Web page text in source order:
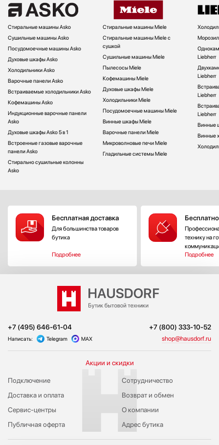
Стиральные машины Asko
Сушильные машины Asko
Посудомоечные машины Asko
Духовые шкафы Asko
Холодильники Asko
Варочные панели Asko
Встраиваемые холодильники Asko
Кофемашины Asko
Индукционные варочные панели
Asko
Духовые шкафы Asko 5 в 1
Встроенные газовые варочные
панели Asko
Стирально сушильные колонны
Asko
Стиральные машины Miele
Стиральные машины Miele с
сушкой
Сушильные машины Miele
Пылесосы Miele
Кофемашины Miele
Духовые шкафы Miele
Холодильники Miele
Посудомоечные машины Miele
Винные шкафы Miele
Варочные панели Miele
Микроволновые печи Miele
Гладильные системы Miele
Liebherr
Liebherr
Liebherr
Liebherr
Винные
Винные
Бесплатная доставка
Для большинства товаров
бутика
Подробнее
технику на
Подробнее
+7 (495) 646-61-04 +7 (800) 333-10-52
Написать: Telegram MAX shop@hausdorf.ru
Акции и скидки
Подключение
Публичная оферта
Сервис-центры
Доставка и оплата
Сотрудничество
Возврат и обмен
О компании
Адрес бутика